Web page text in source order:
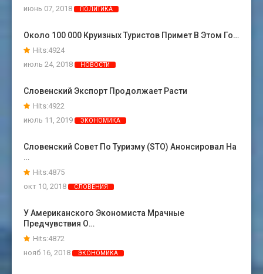
июнь 07, 2018
ПОЛИТИКА
Около 100 000 Круизных Туристов Примет В Этом Го…
Hits:4924
июль 24, 2018
НОВОСТИ
Словенский Экспорт Продолжает Расти
Hits:4922
июль 11, 2019
ЭКОНОМИКА
Словенский Совет По Туризму (STO) Анонсировал На
…
Hits:4875
окт 10, 2018
СЛОВЕНИЯ
У Американского Экономиста Мрачные
Предчувствия О…
Hits:4872
нояб 16, 2018
ЭКОНОМИКА